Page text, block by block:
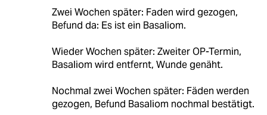
Zwei Wochen später: Faden wird gezogen,
Befund da: Es ist ein Basaliom.
Wieder Wochen später: Zweiter OP-Termin,
Basaliom wird entfernt, Wunde genäht.
Nochmal zwei Wochen später: Fäden werden
gezogen, Befund Basaliom nochmal bestätigt.